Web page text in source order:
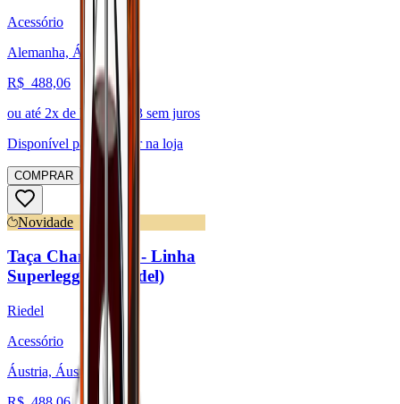
Acessório
Alemanha, Áustria
R$ 488,06
ou até 2x de R$ 244,03 sem juros
Disponível para:
Retirar na loja
COMPRAR
Novidade
Taça Champagne - Linha
Superleggero (Riedel)
Riedel
Acessório
Áustria, Áustria